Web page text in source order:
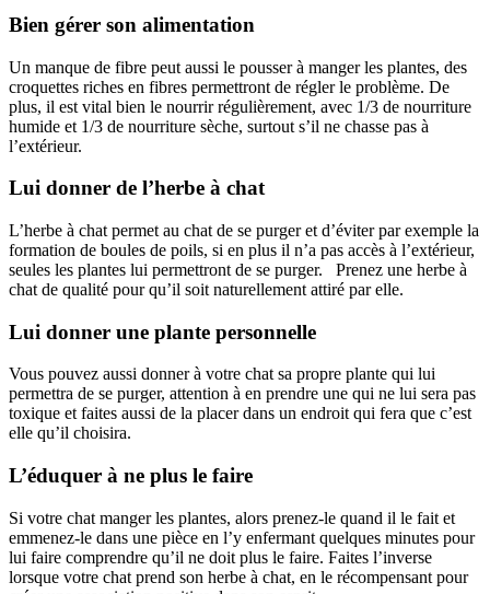
Bien gérer son alimentation
Un manque de fibre peut aussi le pousser à manger les plantes, des
croquettes riches en fibres permettront de régler le problème. De
plus, il est vital bien le nourrir régulièrement, avec 1/3 de nourriture
humide et 1/3 de nourriture sèche, surtout s’il ne chasse pas à
l’extérieur.
Lui donner de l’herbe à chat
L’herbe à chat permet au chat de se purger et d’éviter par exemple la
formation de boules de poils, si en plus il n’a pas accès à l’extérieur,
seules les plantes lui permettront de se purger. Prenez une herbe à
chat de qualité pour qu’il soit naturellement attiré par elle.
Lui donner une plante personnelle
Vous pouvez aussi donner à votre chat sa propre plante qui lui
permettra de se purger, attention à en prendre une qui ne lui sera pas
toxique et faites aussi de la placer dans un endroit qui fera que c’est
elle qu’il choisira.
L’éduquer à ne plus le faire
Si votre chat manger les plantes, alors prenez-le quand il le fait et
emmenez-le dans une pièce en l’y enfermant quelques minutes pour
lui faire comprendre qu’il ne doit plus le faire. Faites l’inverse
lorsque votre chat prend son herbe à chat, en le récompensant pour